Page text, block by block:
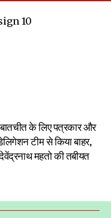
के लिए पत्रकार और
टीम से किया बाहर,
महतो की तबीयत